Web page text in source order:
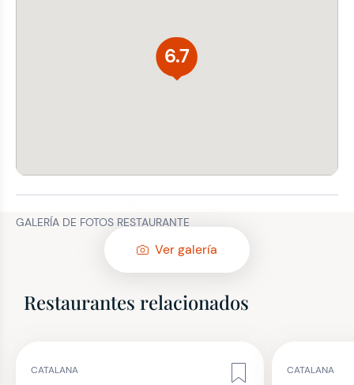
6.7
GALERÍA DE FOTOS RESTAURANTE
Ver galería
Restaurantes relacionados
CATALANA CATALANA